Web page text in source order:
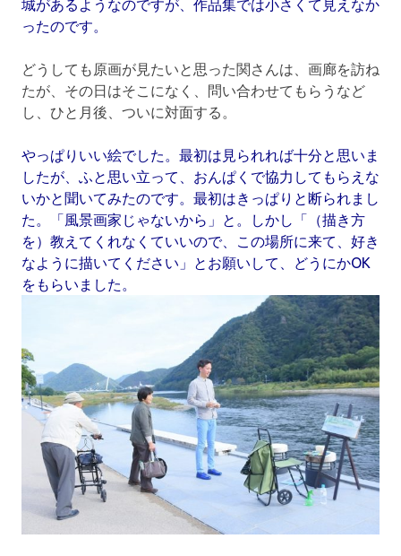
城があるようなのですが、作品集では小さくて見えなか
ったのです。
どうしても原画が見たいと思った関さんは、画廊を訪ね
たが、その日はそこになく、問い合わせてもらうなど
し、ひと月後、ついに対面する。
やっぱりいい絵でした。最初は見られれば十分と思いま
したが、ふと思い立って、おんぱくで協力してもらえな
いかと聞いてみたのです。最初はきっぱりと断られまし
た。「風景画家じゃないから」と。しかし「（描き方
を）教えてくれなくていいので、この場所に来て、好き
なように描いてください」とお願いして、どうにかOK
をもらいました。